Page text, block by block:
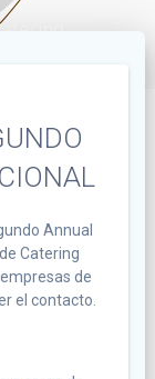
Annual
Catering
de
el contacto.